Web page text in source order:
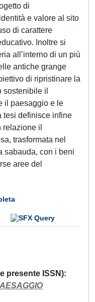
di
e valore al sito
di carattere
Inoltre si
all’interno di un più
antiche grange
di ripristinare la
sostenibile il
il paesaggio e le
tesi definisce infine
il
trasformata nel
sabauda, con i beni
aree del
presente ISSN)